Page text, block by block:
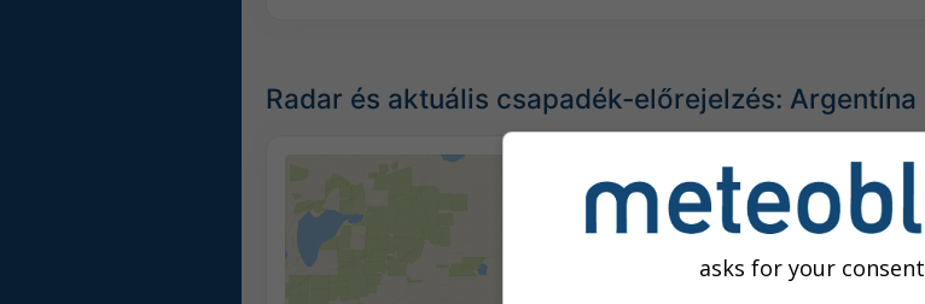
Radar és aktuális csapadék-előrejelzés: Argentína
asks for your consent